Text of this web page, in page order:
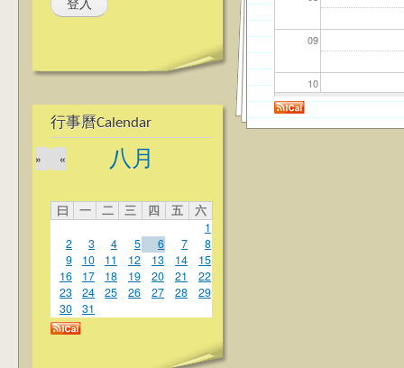
行事曆Calendar
八月
«
»
曰 一 二 三 四 五
六
1
2
3 4 5 6 7
8
9
10 11 12 13 14
15
16
17 18 19 20 21
22
23
24 25 26 27 28
29
30
31
09
10
11